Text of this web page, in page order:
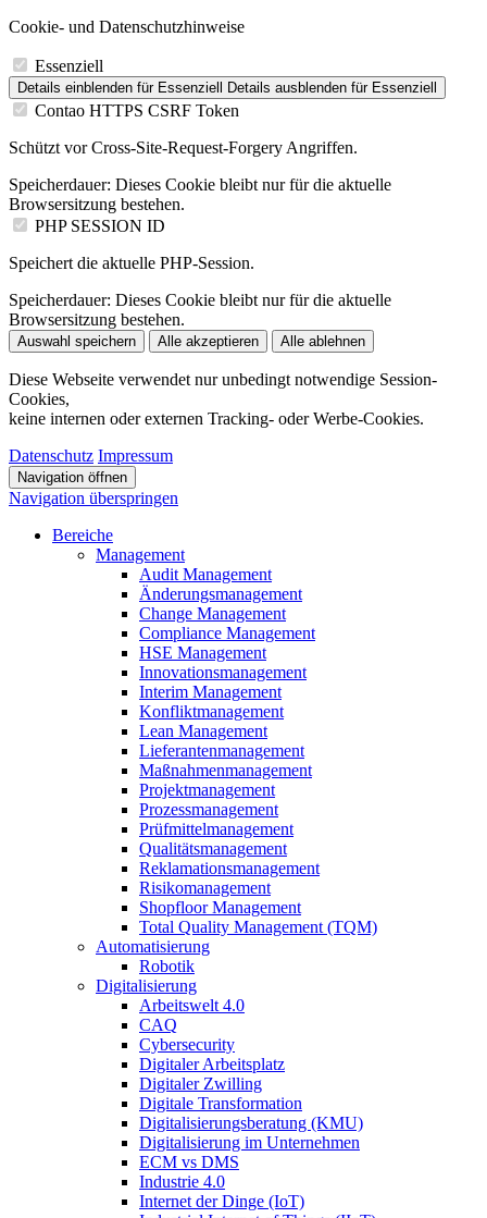
Cookie- und Datenschutzhinweise
Essenziell
Details einblenden für Essenziell Details ausblenden für Essenziell
Contao HTTPS CSRF Token
Schützt vor Cross-Site-Request-Forgery Angriffen.
Speicherdauer: Dieses Cookie bleibt nur für die aktuelle
Browsersitzung bestehen.
PHP SESSION ID
Speichert die aktuelle PHP-Session.
Speicherdauer: Dieses Cookie bleibt nur für die aktuelle
Browsersitzung bestehen.
Auswahl speichern Alle akzeptieren Alle ablehnen
Diese Webseite verwendet nur unbedingt notwendige Session-
Cookies,
keine internen oder externen Tracking- oder Werbe-Cookies.
Datenschutz Impressum
Navigation öffnen
Navigation überspringen
Bereiche
Management
Audit Management
Änderungsmanagement
Change Management
Compliance Management
HSE Management
Innovationsmanagement
Interim Management
Konfliktmanagement
Lean Management
Lieferantenmanagement
Maßnahmenmanagement
Projektmanagement
Prozessmanagement
Prüfmittelmanagement
Qualitätsmanagement
Reklamationsmanagement
Risikomanagement
Shopfloor Management
Total Quality Management (TQM)
Automatisierung
Robotik
Digitalisierung
Arbeitswelt 4.0
CAQ
Cybersecurity
Digitaler Arbeitsplatz
Digitaler Zwilling
Digitale Transformation
Digitalisierungsberatung (KMU)
Digitalisierung im Unternehmen
ECM vs DMS
Industrie 4.0
Internet der Dinge (IoT)